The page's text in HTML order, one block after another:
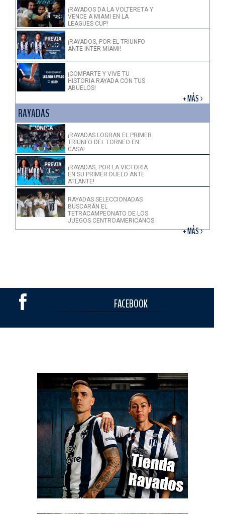
¡RAYADOS DA LA VOLTERETA Y
VENCE A MIAMI EN LA
LEAGUES CUP!
¡RAYADOS, POR EL TRIUNFO
ANTE INTER MIAMI!
¡COMPARTE Y VIVE TU
HISTORIA RAYADA CON TUS
ABUELOS!
+ MÁS >
RAYADAS
¡RAYADAS LOGRAN EL PRIMER
TRIUNFO DEL TORNEO EN
CASA!
¡RAYADAS, POR LA VICTORIA
EN SU PRIMER DUELO ANTE
ATLANTE!
RAYADAS SELECCIONADAS
BUSCARÁN EL
TETRACAMPEONATO DE LOS
JUEGOS CENTROAMERICANOS
+ MÁS >
FACEBOOK